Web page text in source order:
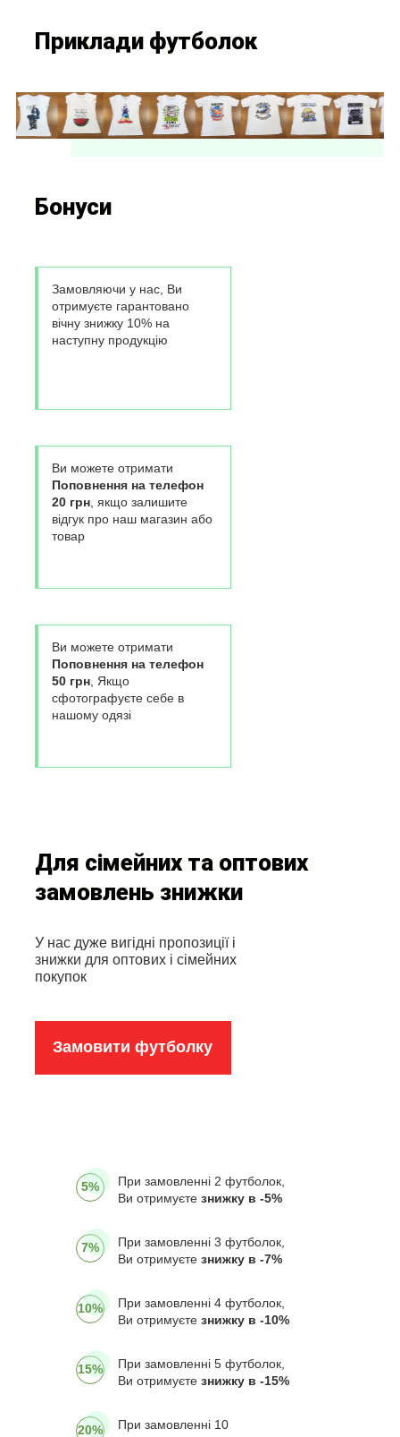
Приклади футболок
Бонуси
Замовляючи у нас, Ви
отримуєте гарантовано
вічну знижку 10% на
наступну продукцію
Ви можете отримати
Поповнення на телефон
20 грн, якщо залишите
відгук про наш магазин або
товар
Ви можете отримати
Поповнення на телефон
50 грн, Якщо
сфотографуєте себе в
нашому одязі
Для сімейних та оптових
замовлень знижки
У нас дуже вигідні пропозиції і
знижки для оптових і сімейних
покупок
Замовити футболку
5%
При замовленні 2 футболок,
Ви отримуєте знижку в -5%
7%
При замовленні 3 футболок,
Ви отримуєте знижку в -7%
10%
При замовленні 4 футболок,
Ви отримуєте знижку в -10%
15%
При замовленні 5 футболок,
Ви отримуєте знижку в -15%
20%
При замовленні 10